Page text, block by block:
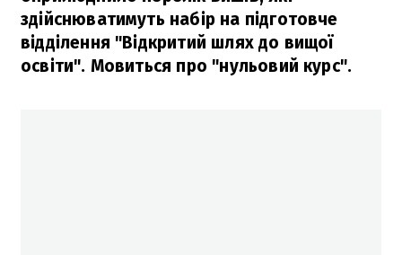
здійснюватимуть набір на підготовче
відділення "Відкритий шлях до вищої
освіти". Мовиться про "нульовий курс".